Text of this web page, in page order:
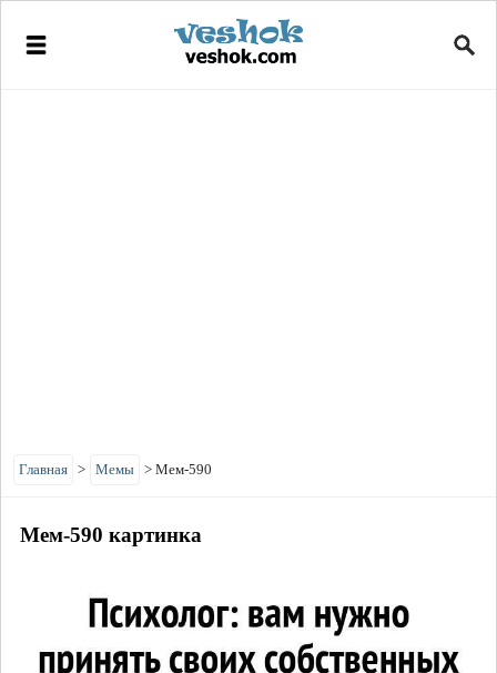
Главная > Мемы > Мем-590
Мем-590 картинка